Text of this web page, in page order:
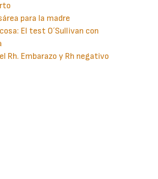
para la madre
El test O´Sullivan con
Rh. Embarazo y Rh negativo